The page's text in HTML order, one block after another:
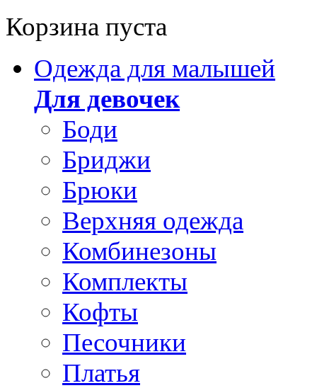
Корзина пуста
Одежда для малышей
Для девочек
Боди
Бриджи
Брюки
Верхняя одежда
Комбинезоны
Комплекты
Кофты
Песочники
Платья